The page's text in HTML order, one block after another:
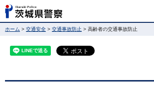
ホーム > 交通安全 > 交通事故防止 > 高齢者の交通事故防止